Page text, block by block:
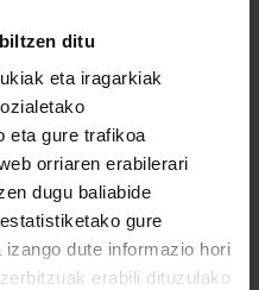
ditu
eta iragarkiak
eta gure trafikoa
orriaren erabilerari
dugu baliabide
gure
dute informazio hori
erabili dituzulako